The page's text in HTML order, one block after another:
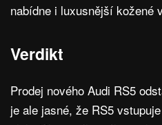
nabídne i luxusnější kožené
Verdikt
Prodej nového Audi RS5
je ale jasné, že RS5